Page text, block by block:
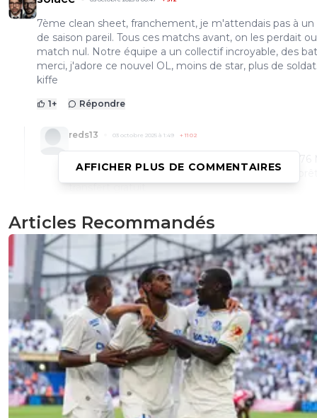
7ème clean sheet, franchement, je m'attendais pas à
de saison pareil. Tous ces matchs avant, on les perdait ou
match nul. Notre équipe a un collectif incroyable, des
merci, j'adore ce nouvel OL, moins de star, plus de
kiffe
1+ Répondre
reds13 03 octobre 2025 à 1:49 + 1102
dépenser pour 71 M , tout le reste se sont des
transfert gratuit
leogets 03 octobre 2025 à 8:38
les prets faudras les payer ds tout les cas
+ Répondre
Maubelan-OL 03 octobre 2025 à 2:13 +2052
11 Buts marqués par 9 joueurs différents
belle équipe
1+ Répondre
greg-roi 02 octobre 2025 à 23:53 + 283
AFFICHER PLUS DE COMMENTAIRES
Articles Recommandés